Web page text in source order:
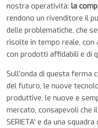
nostra operatività: la
rendono un rivenditore il
delle problematiche, che
risolte in tempo reale, con
con prodotti affidabili e di
Sull’onda di questa ferma
del futuro, le nuove
produttive, le nuove e
mercato, consapevoli che
SERIETA’ e da una